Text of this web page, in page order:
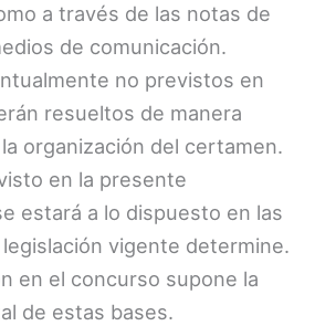
a través de las notas de
de comunicación.
no previstos en
resueltos de manera
organización del certamen.
en la presente
estará a lo dispuesto en las
vigente determine.
en el concurso supone la
de estas bases.